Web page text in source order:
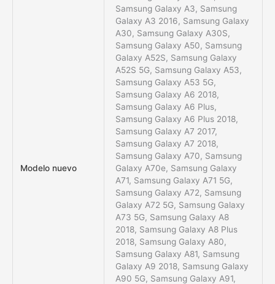
Modelo nuevo
Samsung Galaxy A3, Samsung
Galaxy A3 2016, Samsung Galaxy
A30, Samsung Galaxy A30S,
Samsung Galaxy A50, Samsung
Galaxy A52S, Samsung Galaxy
A52S 5G, Samsung Galaxy A53,
Samsung Galaxy A53 5G,
Samsung Galaxy A6 2018,
Samsung Galaxy A6 Plus,
Samsung Galaxy A6 Plus 2018,
Samsung Galaxy A7 2017,
Samsung Galaxy A7 2018,
Samsung Galaxy A70, Samsung
Galaxy A70e, Samsung Galaxy
A71, Samsung Galaxy A71 5G,
Samsung Galaxy A72, Samsung
Galaxy A72 5G, Samsung Galaxy
A73 5G, Samsung Galaxy A8
2018, Samsung Galaxy A8 Plus
2018, Samsung Galaxy A80,
Samsung Galaxy A81, Samsung
Galaxy A9 2018, Samsung Galaxy
A90 5G, Samsung Galaxy A91,